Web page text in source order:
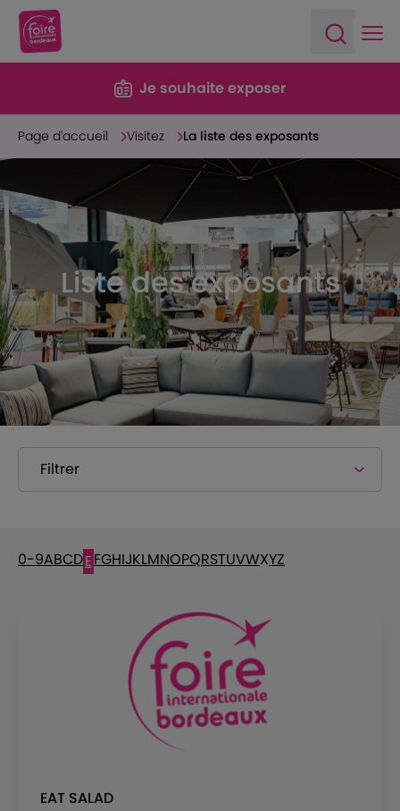
Je souhaite exposer
Page d'accueil Visitez La liste des exposants
Liste des exposants
Filtrer
0-9ABCDEFGHIJKLMNOPQRSTUVWXYZ
EAT SALAD